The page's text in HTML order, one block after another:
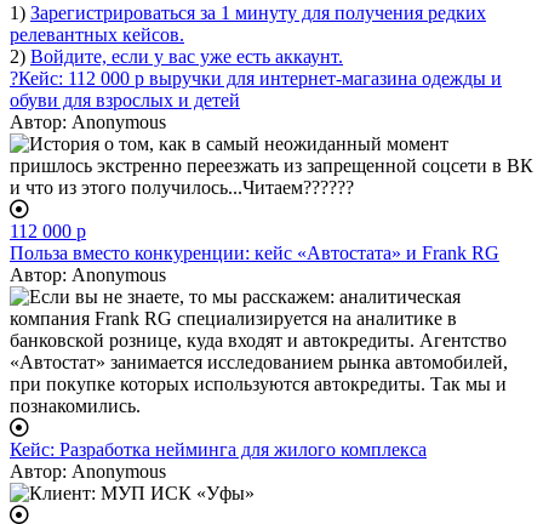
1) Зарегистрироваться за 1 минуту для получения редких
релевантных кейсов.
2) Войдите, если у вас уже есть аккаунт.
?Кейс: 112 000 р выручки для интернет-магазина одежды и
обуви для взрослых и детей
Автор: Anonymous
112 000 р
Польза вместо конкуренции: кейс «Автостата» и Frank RG
Автор: Anonymous
Кейс: Разработка нейминга для жилого комплекса
Автор: Anonymous